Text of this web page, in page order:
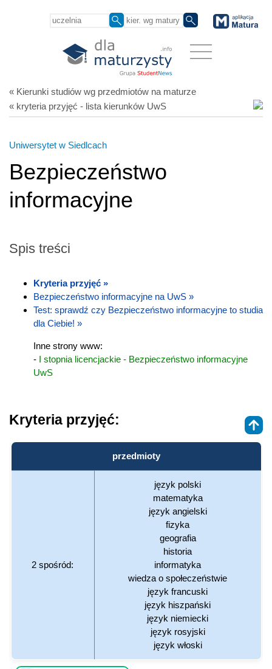
« Kierunki studiów wg przedmiotów na maturze
« kryteria przyjęć - lista kierunków UwS
Uniwersytet w Siedlcach
Bezpieczeństwo
informacyjne
Spis treści
Kryteria przyjęć »
Bezpieczeństwo informacyjne na UwS »
Test: sprawdź czy Bezpieczeństwo informacyjne to studia
dla Ciebie! »
Inne strony www:
- I stopnia licencjackie - Bezpieczeństwo informacyjne
UwS
Kryteria przyjęć:
przedmioty
2 spośród:
język polski
matematyka
język angielski
fizyka
geografia
historia
informatyka
wiedza o społeczeństwie
język francuski
język hiszpański
język niemiecki
język rosyjski
język włoski